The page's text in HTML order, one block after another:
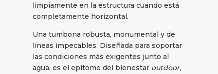
limpiamente en la estructura cuando está
completamente horizontal.
Una tumbona robusta, monumental y de
líneas impecables. Diseñada para soportar
las condiciones más exigentes junto al
agua, es el epítome del bienestar outdoor,